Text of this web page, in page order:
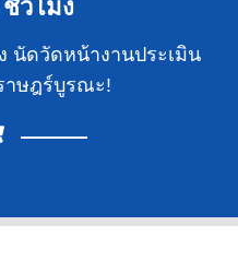
วโมง
นัดวัดหน้างานประเมิน
าษฎร์บูรณะ!